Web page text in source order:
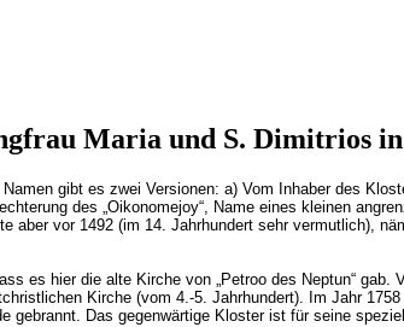
Maria und S. Dimitrios
gibt es zwei Versionen: a) Vom Inhaber des
des „Oikonomejoy“, Name eines kleinen
aber vor 1492 (im 14. Jahrhundert sehr vermutlich),
es hier die alte Kirche von „Petroo des Neptun“ gab.
Kirche (vom 4.-5. Jahrhundert). Im Jahr
gebrannt. Das gegenwärtige Kloster ist für seine